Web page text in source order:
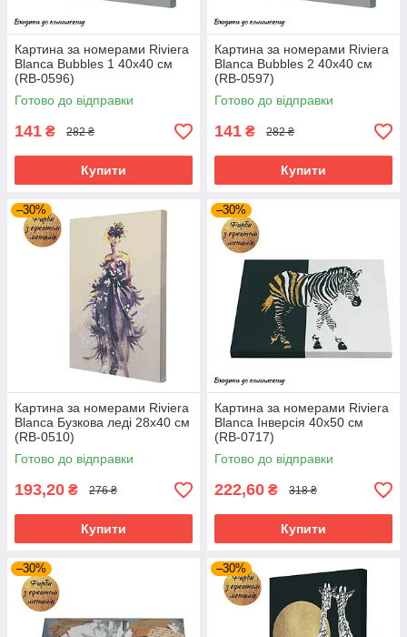
Картина за номерами Riviera
Blanca Bubbles 1 40x40 см
(RB-0596)
Готово до відправки
141 ₴ 282 ₴
Купити
Картина за номерами Riviera
Blanca Bubbles 2 40x40 см
(RB-0597)
Готово до відправки
141 ₴ 282 ₴
Купити
–30%
Картина за номерами Riviera
Blanca Бузкова леді 28x40 см
(RB-0510)
Готово до відправки
193,20 ₴ 276 ₴
Купити
–30%
Картина за номерами Riviera
Blanca Інверсія 40x50 см
(RB-0717)
Готово до відправки
222,60 ₴ 318 ₴
Купити
–30% –30%